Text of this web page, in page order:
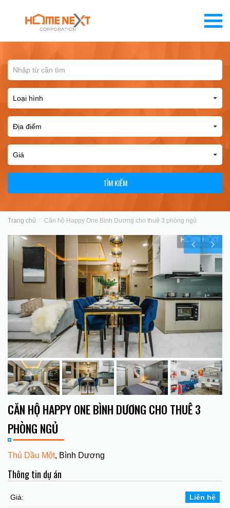
TÌM KIẾM
Trang chủ Căn hộ Happy One Bình Dương cho thuê 3 phòng ngủ
CĂN HỘ HAPPY ONE BÌNH DƯƠNG CHO THUÊ 3
PHÒNG NGỦ
Thủ Dầu Một, Bình Dương
Thông tin dự án
Giá: Liên hệ